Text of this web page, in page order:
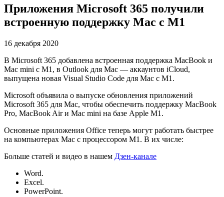
Приложения Microsoft 365 получили
встроенную поддержку Mac с M1
16 декабря 2020
В Microsoft 365 добавлена встроенная поддержка MacBook и
Mac mini с M1, в Outlook для Mac — аккаунтов iCloud,
выпущена новая Visual Studio Code для Mac с M1.
Microsoft объявила о выпуске обновления приложений
Microsoft 365 для Mac, чтобы обеспечить поддержку MacBook
Pro, MacBook Air и Mac mini на базе Apple M1.
Основные приложения Office теперь могут работать быстрее
на компьютерах Mac с процессором M1. В их числе:
Больше статей и видео в нашем Дзен-канале
Word.
Excel.
PowerPoint.